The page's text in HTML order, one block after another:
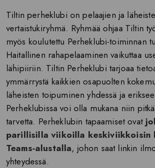
Tiltin perheklubi on pelaajien ja
vertaistukiryhmä. Ryhmää ohjaa Tiltin
myös koulutettu Perheklubi-toiminnan
Haitallinen rahapelaaminen vaikuttaa
lähipiiriin. Tiltin Perheklubi tarjoaa
ymmärrystä kaikkien osapuolten
läheisten toipuminen yhdessä ja
Perheklubissa voi olla mukana niin
tarvetta. Perheklubin tapaamiset ovat
parillisilla viikoilla keskiviikkoisin
Teams-alustalla, johon saat linkin
yhteydessä.